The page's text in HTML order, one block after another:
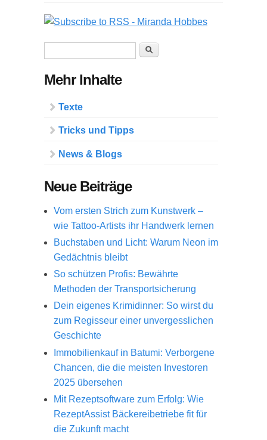
Suche
Mehr Inhalte
Texte
Tricks und Tipps
News & Blogs
Neue Beiträge
Vom ersten Strich zum Kunstwerk –
wie Tattoo-Artists ihr Handwerk lernen
Buchstaben und Licht: Warum Neon im
Gedächtnis bleibt
So schützen Profis: Bewährte
Methoden der Transportsicherung
Dein eigenes Krimidinner: So wirst du
zum Regisseur einer unvergesslichen
Geschichte
Immobilienkauf in Batumi: Verborgene
Chancen, die die meisten Investoren
2025 übersehen
Mit Rezeptsoftware zum Erfolg: Wie
RezeptAssist Bäckereibetriebe fit für
die Zukunft macht